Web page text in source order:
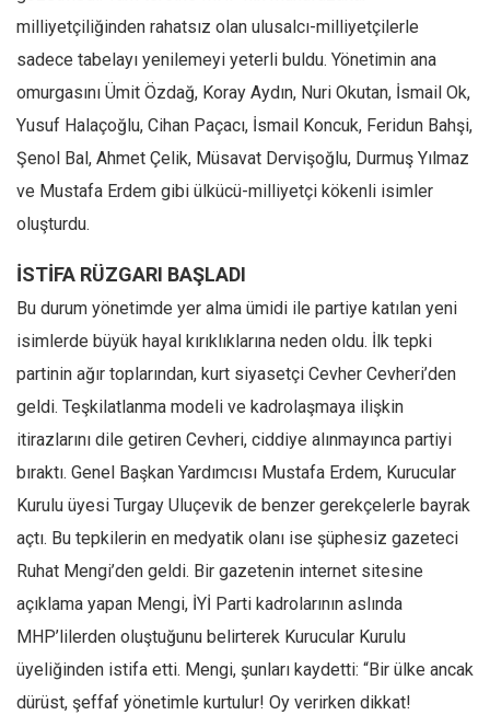
Avrupa
Asya
İslam Dünyası
Amerika
Dosyalar
milliyetçiliğinden rahatsız olan ulusalcı-milliyetçilerle
sadece tabelayı yenilemeyi yeterli buldu. Yönetimin ana
omurgasını Ümit Özdağ, Koray Aydın, Nuri Okutan, İsmail Ok,
Yusuf Halaçoğlu, Cihan Paçacı, İsmail Koncuk, Feridun Bahşi,
Şenol Bal, Ahmet Çelik, Müsavat Dervişoğlu, Durmuş Yılmaz
ve Mustafa Erdem gibi ülkücü-milliyetçi kökenli isimler
oluşturdu.
İSTİFA RÜZGARI BAŞLADI
Bu durum yönetimde yer alma ümidi ile partiye katılan yeni
isimlerde büyük hayal kırıklıklarına neden oldu. İlk tepki
partinin ağır toplarından, kurt siyasetçi Cevher Cevheri’den
geldi. Teşkilatlanma modeli ve kadrolaşmaya ilişkin
itirazlarını dile getiren Cevheri, ciddiye alınmayınca partiyi
bıraktı. Genel Başkan Yardımcısı Mustafa Erdem, Kurucular
Kurulu üyesi Turgay Uluçevik de benzer gerekçelerle bayrak
açtı. Bu tepkilerin en medyatik olanı ise şüphesiz gazeteci
Ruhat Mengi’den geldi. Bir gazetenin internet sitesine
açıklama yapan Mengi, İYİ Parti kadrolarının aslında
MHP’lilerden oluştuğunu belirterek Kurucular Kurulu
üyeliğinden istifa etti. Mengi, şunları kaydetti: “Bir ülke ancak
dürüst, şeffaf yönetimle kurtulur! Oy verirken dikkat!